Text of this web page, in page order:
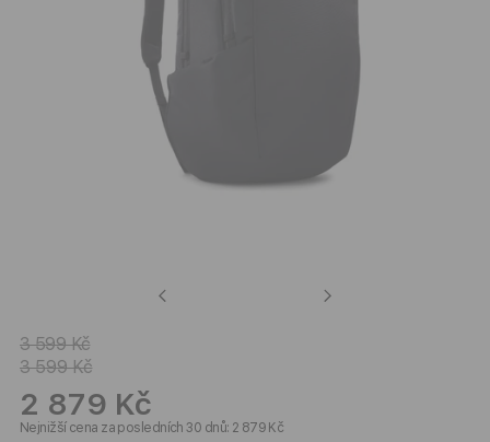
Previous Next
3 599 Kč
3 599 Kč
2 879 Kč
Nejnižší cena za posledních 30 dnů: 2 879 Kč